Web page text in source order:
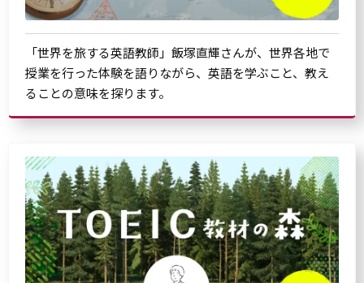
「世界を旅する英語教師」飯塚直輝さんが、世界各地で
授業を行った体験を語りながら、英語を学ぶこと、教え
ることの意味を探ります。